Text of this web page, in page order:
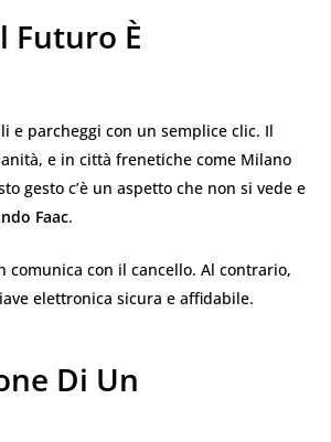
Futuro È
e parcheggi con un semplice clic. Il
e in città frenetiche come Milano
gesto c’è un aspetto che non si vede e
Faac.
con il cancello. Al contrario,
elettronica sicura e affidabile.
Di Un